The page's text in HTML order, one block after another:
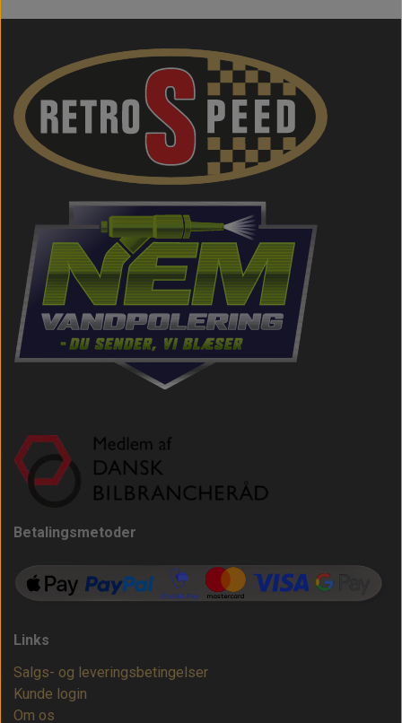
Betalingsmetoder
Links
Salgs- og leveringsbetingelser
Kunde login
Om os